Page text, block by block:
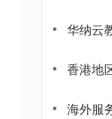
服务器
华纳云
香港
海外服